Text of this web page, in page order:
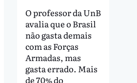
O professor da UnB
avalia que o Brasil
não gasta demais
com as Forças
Armadas, mas
gasta errado. Mais
de 70% do